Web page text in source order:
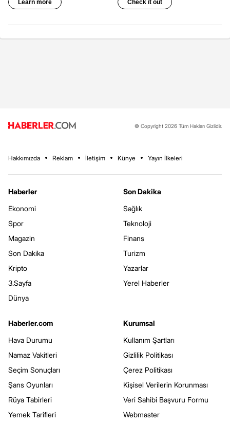
© Copyright 2026 Tüm Hakları Gizlidir.
Hakkımızda Reklam İletişim Künye Yayın İlkeleri
Haberler
Ekonomi
Spor
Magazin
Son Dakika
Kripto
3.Sayfa
Dünya
Son Dakika
Sağlık
Teknoloji
Finans
Turizm
Yazarlar
Yerel Haberler
Haberler.com
Hava Durumu
Namaz Vakitleri
Seçim Sonuçları
Şans Oyunları
Rüya Tabirleri
Yemek Tarifleri
Kurumsal
Kullanım Şartları
Gizlilik Politikası
Çerez Politikası
Kişisel Verilerin Korunması
Veri Sahibi Başvuru Formu
Webmaster